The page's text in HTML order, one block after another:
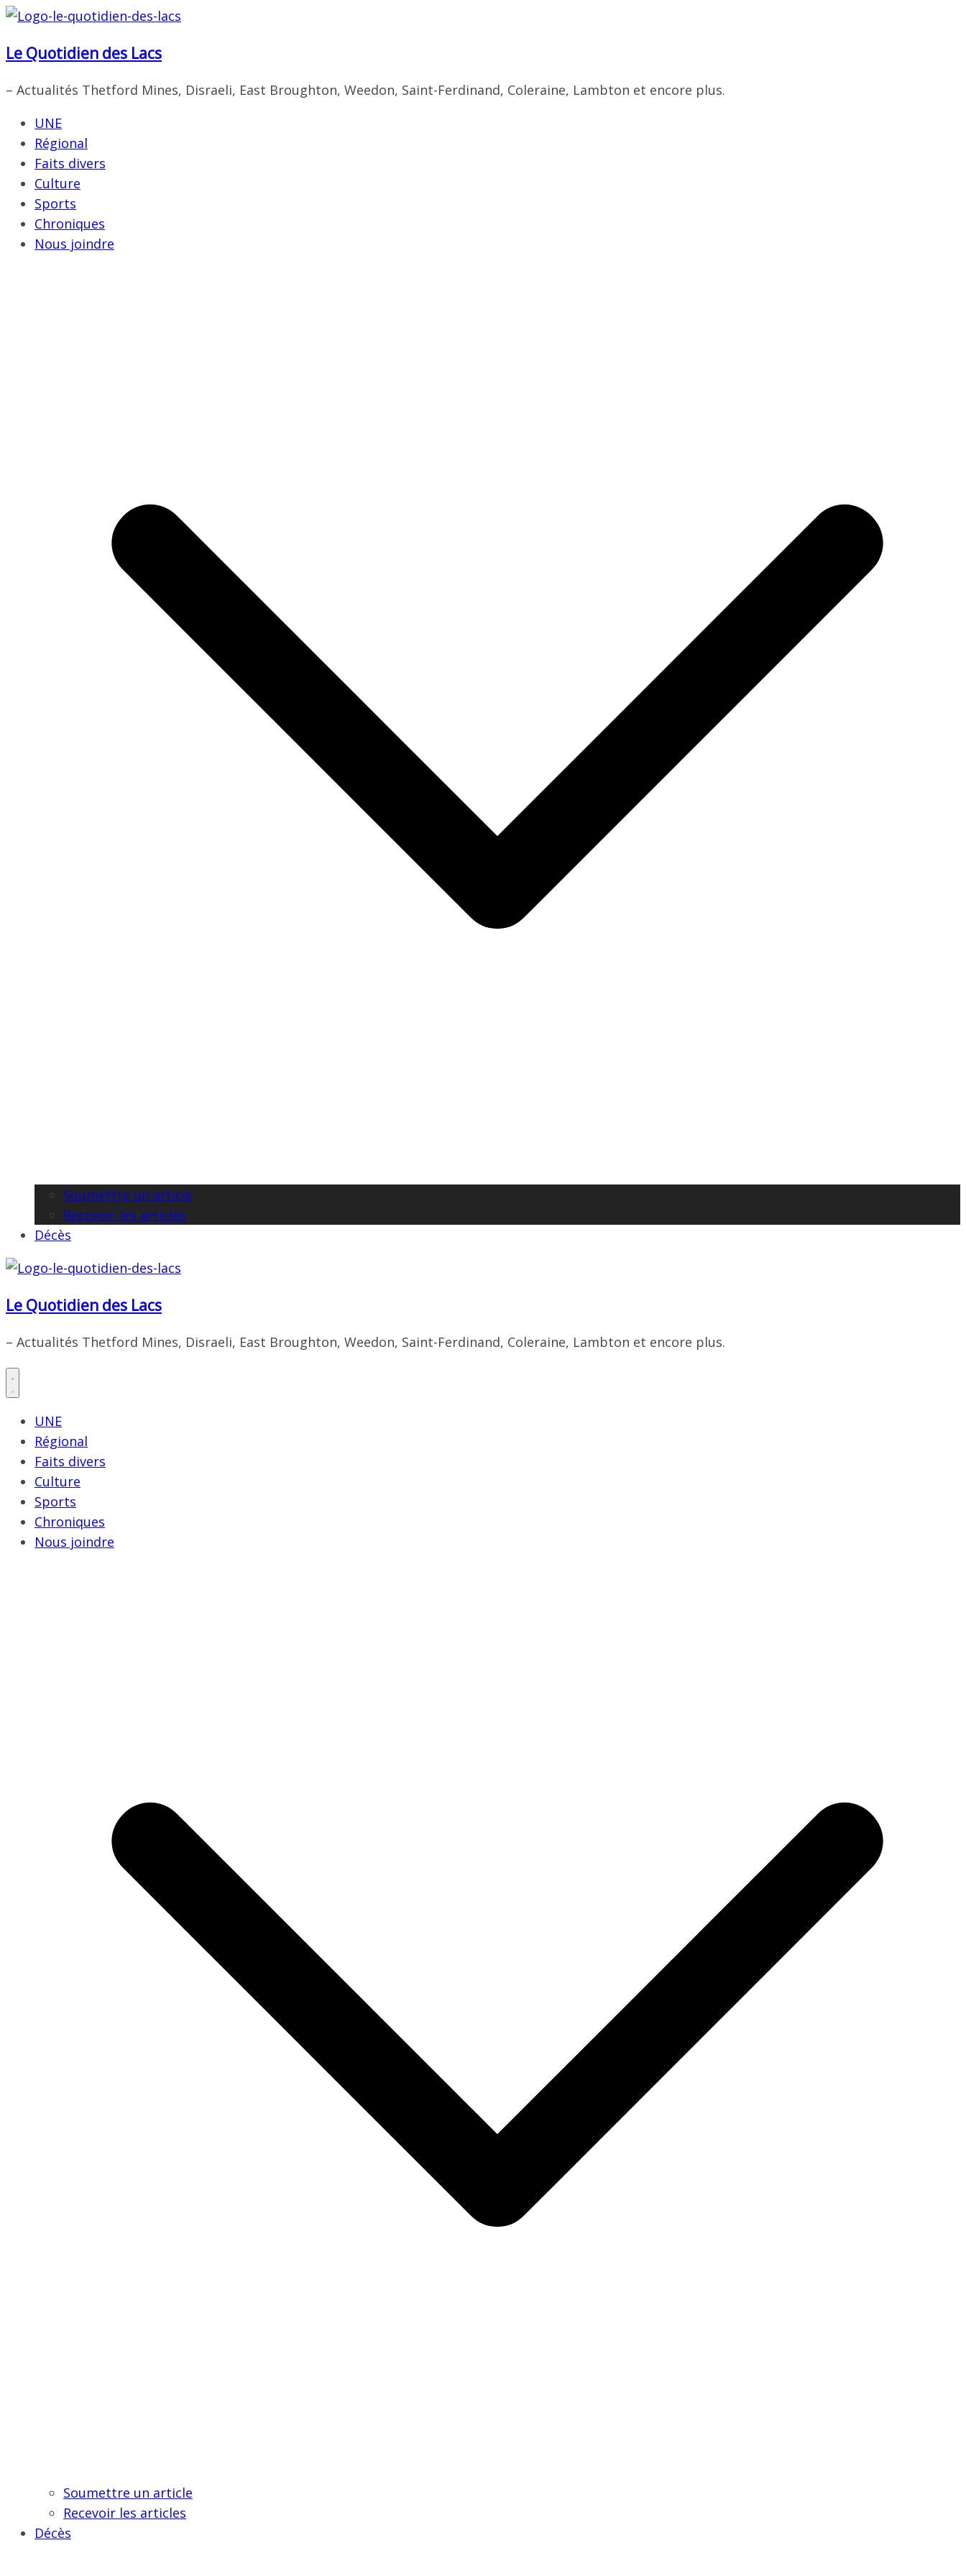
Passer
contenu
Le Quotidien des Lacs
– Actualités Thetford Mines, Disraeli, East Broughton, Weedon, Saint-Ferdinand, Coleraine, Lambton et encore plus.
UNE
Régional
Faits divers
Culture
Sports
Chroniques
Nous joindre
Soumettre un article
Recevoir les articles
Décès
Le Quotidien des Lacs
– Actualités Thetford Mines, Disraeli, East Broughton, Weedon, Saint-Ferdinand, Coleraine, Lambton et encore plus.
UNE
Régional
Faits divers
Culture
Sports
Chroniques
Nous joindre
Soumettre un article
Recevoir les articles
Décès